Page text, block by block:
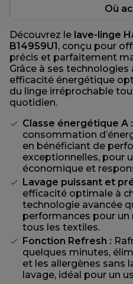
Où
Découvrez le lave-linge
B14959U1, conçu pour
précis et parfaitement
Grâce à ses technologies
efficacité énergétique
du linge irréprochable
quotidien.
Classe énergétique A :
consommation
en bénéficiant de
exceptionnelles, pour
économique et
Lavage puissant et
efficacité optimale à
technologie avancée
performances pour
tous les textiles.
Fonction Refresh :
quelques minutes,
et les allergènes sans
lavage, idéal pour un